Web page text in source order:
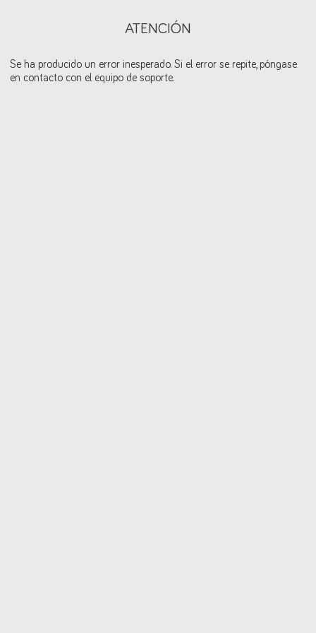
ATENCIÓN
Se ha producido un error inesperado. Si el error se repite, póngase
en contacto con el equipo de soporte.